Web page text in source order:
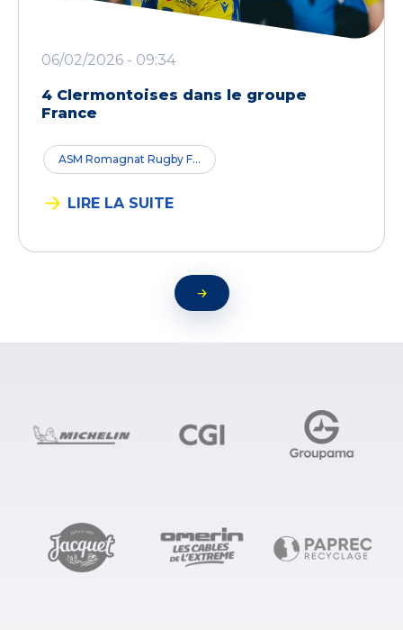
06/02/2026 - 09:34
4 Clermontoises dans le groupe
France
ASM Romagnat Rugby F...
LIRE LA SUITE